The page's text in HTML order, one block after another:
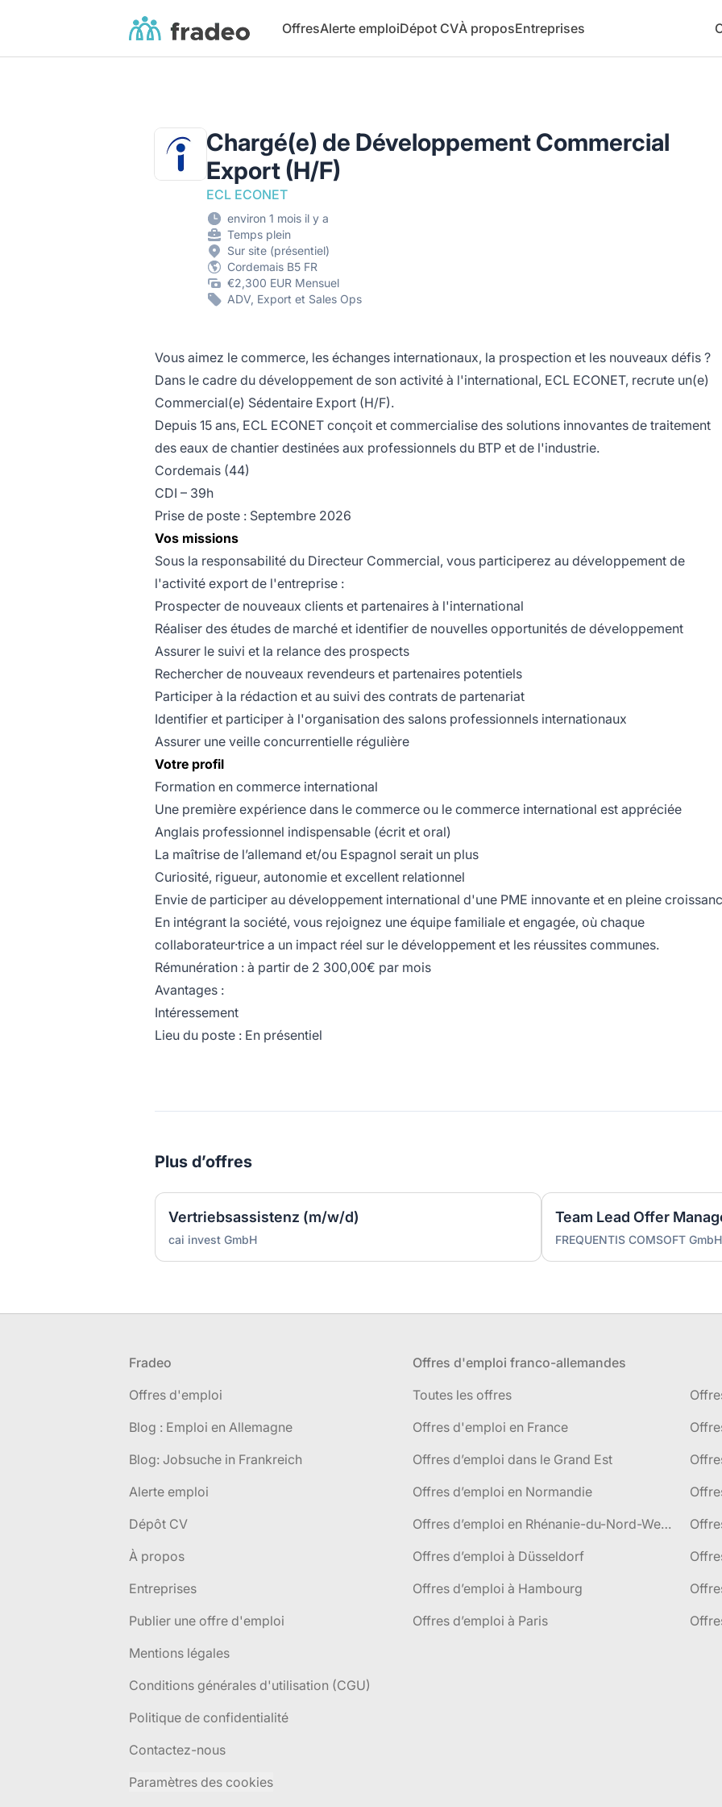
Fradeo OffresAlerte emploiDépot CVÀ proposEntreprises
Chargé(e) de Développement Commercial
Export (H/F)
ECL ECONET
environ 1 mois il y a
Temps plein
Sur site (présentiel)
Cordemais B5 FR
€2,300 EUR Mensuel
ADV, Export et Sales Ops
Vous aimez le commerce, les échanges internationaux, la prospection et les nouveaux défis ?
Dans le cadre du développement de son activité à l'international, ECL ECONET, recrute un(e)
Commercial(e) Sédentaire Export (H/F).
Depuis 15 ans, ECL ECONET conçoit et commercialise des solutions innovantes de traitement
des eaux de chantier destinées aux professionnels du BTP et de l'industrie.
Cordemais (44)
CDI – 39h
Prise de poste : Septembre 2026
Vos missions
Sous la responsabilité du Directeur Commercial, vous participerez au développement de
l'activité export de l'entreprise :
Prospecter de nouveaux clients et partenaires à l'international
Réaliser des études de marché et identifier de nouvelles opportunités de développement
Assurer le suivi et la relance des prospects
Rechercher de nouveaux revendeurs et partenaires potentiels
Participer à la rédaction et au suivi des contrats de partenariat
Identifier et participer à l'organisation des salons professionnels internationaux
Assurer une veille concurrentielle régulière
Votre profil
Formation en commerce international
Une première expérience dans le commerce ou le commerce international est appréciée
Anglais professionnel indispensable (écrit et oral)
La maîtrise de l’allemand et/ou Espagnol serait un plus
Curiosité, rigueur, autonomie et excellent relationnel
Envie de participer au développement international d'une PME innovante et en pleine
En intégrant la société, vous rejoignez une équipe familiale et engagée, où chaque
collaborateur·trice a un impact réel sur le développement et les réussites communes.
Rémunération : à partir de 2 300,00€ par mois
Avantages :
Intéressement
Lieu du poste : En présentiel
Plus d’offres
Vertriebsassistenz (m/w/d)
cai invest GmbH
Team Lead Offer
FREQUENTIS COMSOFT GmbH
Fradeo
Offres d'emploi
Blog : Emploi en Allemagne
Blog: Jobsuche in Frankreich
Alerte emploi
Dépôt CV
À propos
Entreprises
Publier une offre d'emploi
Mentions légales
Conditions générales d'utilisation (CGU)
Politique de confidentialité
Contactez-nous
Paramètres des cookies
Offres d'emploi franco-allemandes
Toutes les offres
Offres d'emploi en France
Offres d’emploi dans le Grand Est
Offres d’emploi en Normandie
Offres d’emploi en Rhénanie-du-Nord-Westphalie
Offres d’emploi à Düsseldorf
Offres d’emploi à Hambourg
Offres d’emploi à Paris